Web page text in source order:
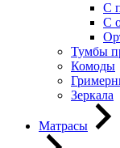
С
С
Тумбы
Комоды
Зеркала
Матрасы